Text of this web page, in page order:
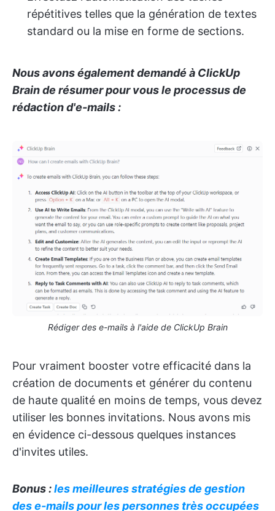
répétitives telles que la génération de textes
standard ou la mise en forme de sections.
Nous avons également demandé à ClickUp
Brain de résumer pour vous le processus de
rédaction d'e-mails :
Rédiger des e-mails à l'aide de ClickUp Brain
Pour vraiment booster votre efficacité dans la
création de documents et générer du contenu
de haute qualité en moins de temps, vous devez
utiliser les bonnes invitations. Nous avons mis
en évidence ci-dessous quelques instances
d'invites utiles.
Bonus :les meilleures stratégies de gestion
des e-mails pour les personnes très occupées